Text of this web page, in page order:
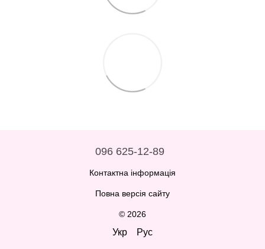
096 625-12-89
Контактна інформація
Повна версія сайту
© 2026
Укр Рус